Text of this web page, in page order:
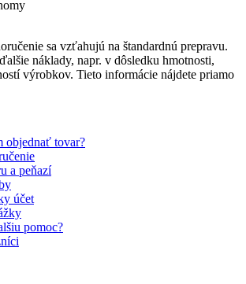
sa vzťahujú na štandardnú prepravu.
náklady, napr. v dôsledku hmotnosti,
výrobkov. Tieto informácie nájdete priamo
objednať tovar?
a peňazí
účet
pomoc?